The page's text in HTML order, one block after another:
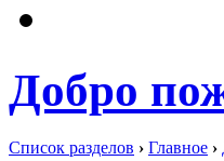
Добро
Список разделов › Главное ›